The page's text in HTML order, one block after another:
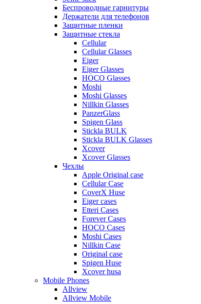
Беспроводные гарнитуры
Держатели для телефонов
Защитные пленки
Защитные стекла
Cellular
Cellular Glasses
Eiger
Eiger Glasses
HOCO Glasses
Moshi
Moshi Glasses
Nillkin Glasses
PanzerGlass
Spigen Glass
Stickla BULK
Stickla BULK Glasses
Xcover
Xcover Glasses
Чехлы
Apple Original case
Cellular Case
CoverX Huse
Eiger cases
Etteri Cases
Forever Cases
HOCO Cases
Moshi Cases
Nillkin Case
Original case
Spigen Huse
Xcover husa
Mobile Phones
Allview
Allview Mobile